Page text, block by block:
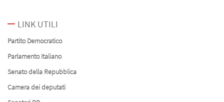
LINK UTILI
Partito Democratico
Parlamento Italiano
Senato della Repubblica
Camera dei deputati